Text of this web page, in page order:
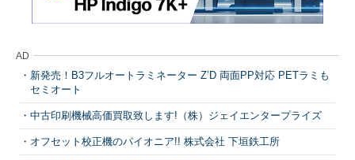
AD
新発売！B3フルオートラミネーター Z’D 両面PP対応 PETラミも
セミオート
中古印刷機械高価買取致します!（株）ジェイエンタープライズ
オフセット校正機のパイオニア!! 株式会社 下垣鉄工所